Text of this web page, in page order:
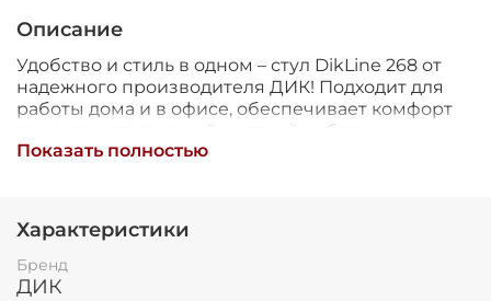
Описание
Удобство и стиль в одном – стул DikLine 268 от
надежного производителя ДИК! Подходит для
работы дома и в офисе, обеспечивает комфорт
даже при длительной сидячей работе.
Металлические черные опоры гарантируют
Поворотная функция облегчает доступ к
рабочему пространству. Удобно, красиво и
надежно – ваш идеальный выбор уже здесь!
Показать полностью
Характеристики
Бренд
ДИК